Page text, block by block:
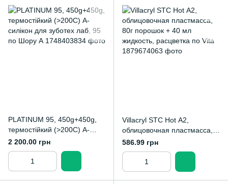
PLATINUM 95, 450g+450g,
термостійкий (>200С) A-
силікон для зуботех лаб, 95
по Шору А
2 200.00 грн
Villacryl STC Hot А2,
облицовочная пластмасса,
80г порошок + 40 мл
жидкость, расцветка по Vita
586.99 грн